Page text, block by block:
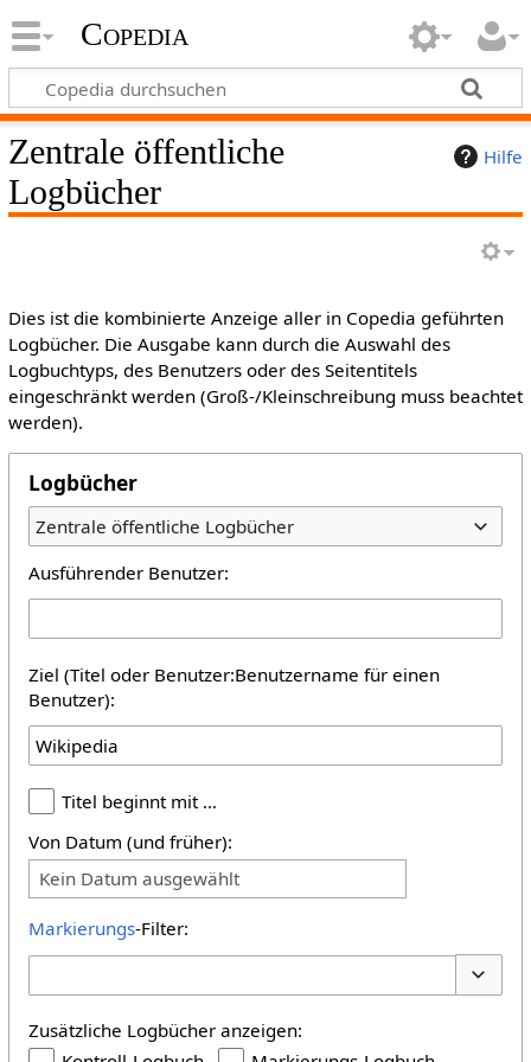
Copedia
Hilfe
Zentrale öffentliche
Logbücher
Dies ist die kombinierte Anzeige aller in Copedia geführten
Logbücher. Die Ausgabe kann durch die Auswahl des
Logbuchtyps, des Benutzers oder des Seitentitels
eingeschränkt werden (Groß-/Kleinschreibung muss beachtet
werden).
Logbücher
Zentrale öffentliche Logbücher
Ausführender Benutzer:
Ziel (Titel oder Benutzer:Benutzername für einen
Benutzer):
Titel beginnt mit …
Von Datum (und früher):
Kein Datum ausgewählt
Markierungs-Filter:
Zusätzliche Logbücher anzeigen: